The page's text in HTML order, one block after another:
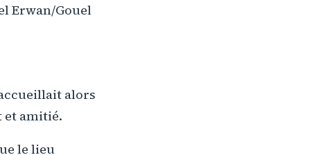
Erwan/Gouel
alors
et amitié.
le lieu